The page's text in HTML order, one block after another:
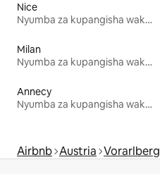
Nice
Nyumba za kupangisha wakati wa likizo
Milan
Nyumba za kupangisha wakati wa likizo
Annecy
Nyumba za kupangisha wakati wa likizo
Airbnb Austria Vorarlberg